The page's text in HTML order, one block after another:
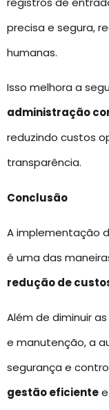
precisa e segura,
humanas.
Isso melhora a
administração
reduzindo custos
transparência.
Conclusão
A implementação
é uma das
redução de
Além de diminuir
e manutenção, a
segurança e
gestão eficiente